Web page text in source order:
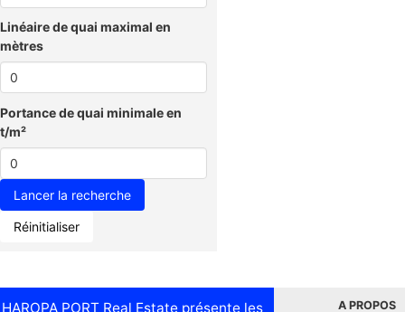
Linéaire de quai maximal en
mètres
Portance de quai minimale en
t/m²
Réinitialiser
HAROPA PORT Real Estate présente les
A PROPOS